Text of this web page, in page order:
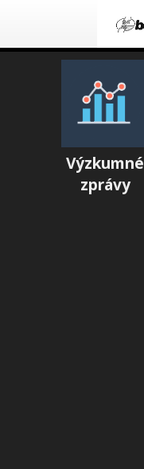
Výzkumné
zprávy